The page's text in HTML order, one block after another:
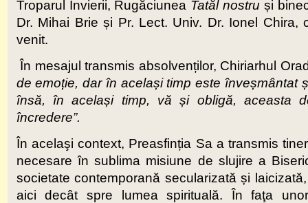
Troparul Învierii, Rugăciunea Tatăl nostru și
Dr. Mihai Brie și Pr. Lect. Univ. Dr. Ionel
venit.
În mesajul transmis absolvenților, Chiriarhul
de emoție, dar în același timp este înveșmântat
însă, în același timp, vă și obligă, aceasta
încredere”.
În acelaşi context, Preasfinția Sa a transmis
necesare în sublima misiune de slujire a
societate contemporană secularizată și
aici decât spre lumea spirituală. În faţa